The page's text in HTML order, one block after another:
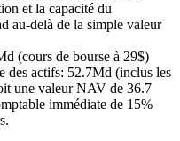
et la capacité du
au-delà de la simple valeur
(cours de bourse à 29$)
des actifs: 52.7Md (inclus les
une valeur NAV de 36.7
immédiate de 15%